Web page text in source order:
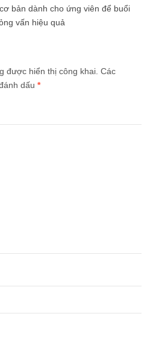
bản dành cho ứng viên để buổi
vấn hiệu quả
được hiển thị công khai. Các
dấu *